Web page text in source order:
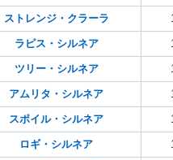
ストレンジ・クラーラ
ラピス・シルネア
ツリー・シルネア
アムリタ・シルネア
スポイル・シルネア
ロギ・シルネア